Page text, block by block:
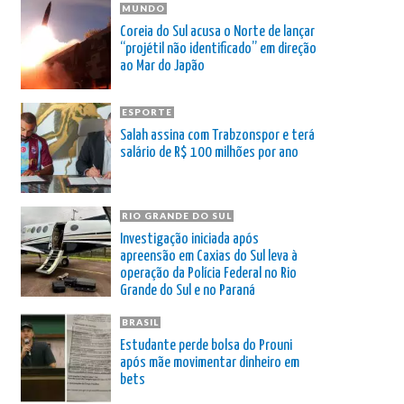
MUNDO
Coreia do Sul acusa o Norte de lançar
“projétil não identificado” em direção
ao Mar do Japão
ESPORTE
Salah assina com Trabzonspor e terá
salário de R$ 100 milhões por ano
RIO GRANDE DO SUL
Investigação iniciada após
apreensão em Caxias do Sul leva à
operação da Polícia Federal no Rio
Grande do Sul e no Paraná
BRASIL
Estudante perde bolsa do Prouni
após mãe movimentar dinheiro em
bets